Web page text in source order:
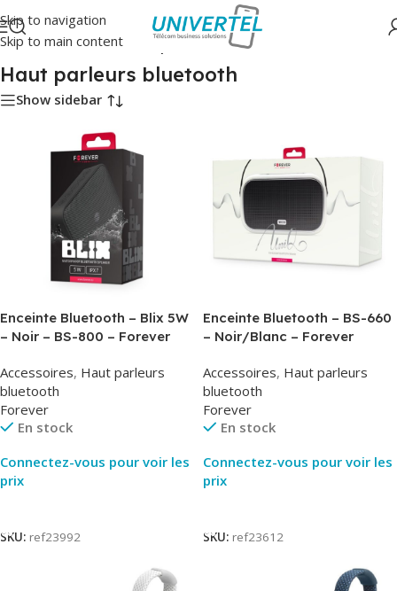
Skip to navigation
Skip to main content
Accueil /Accessoires/ Haut parleurs bluetooth
Haut parleurs bluetooth
Show sidebar
Enceinte Bluetooth – Blix 5W
– Noir – BS-800 – Forever
Accessoires, Haut parleurs
bluetooth
Forever
En stock
Connectez-vous pour voir les
prix
SKU: ref23992
Enceinte Bluetooth – BS-660
– Noir/Blanc – Forever
Accessoires, Haut parleurs
bluetooth
Forever
En stock
Connectez-vous pour voir les
prix
SKU: ref23612